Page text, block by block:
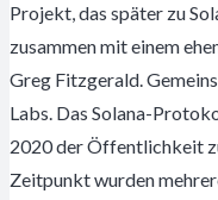
Projekt, das später zu
zusammen mit einem
Greg Fitzgerald.
Labs. Das Solana-
2020 der Öffentlichkeit
Zeitpunkt wurden